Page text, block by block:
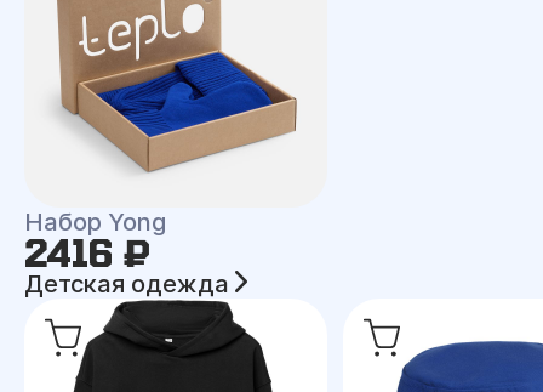
Набор Yong
2416 ₽
Детская одежда